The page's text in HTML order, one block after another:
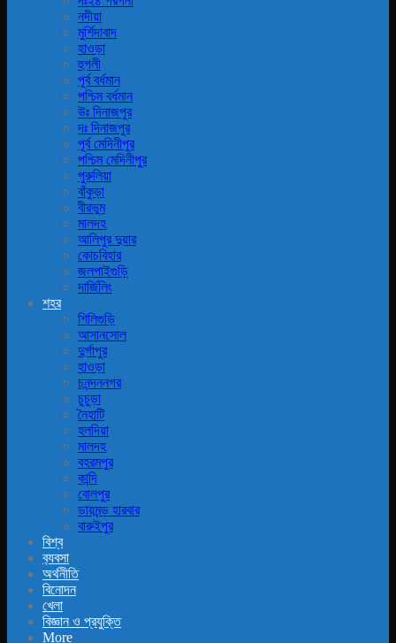
নদীয়া
মুর্শিদাবাদ
হাওড়া
হুগলী
পূর্ব বর্ধমান
পশ্চিম বর্ধমান
উঃ দিনাজপুর
দঃ দিনাজপুর
পূর্ব মেদিনীপুর
পশ্চিম মেদিনীপুর
পুরুলিয়া
বাঁকুড়া
বীরভুম
মালদহ
আলিপুর দুয়ার
কোচবিহার
জলপাইগুড়ি
দার্জিলিং
শহর
শিলিগুড়ি
আসানসোল
দুর্গাপুর
হাওড়া
চনন্দননগর
চুচুড়া
নৈহাটি
হলদিয়া
মালদহ
বহরমপুর
কান্দি
বোলপুর
ডায়মন্ড হারবার
বারুইপুর
বিশ্ব
ব‍্যবসা
অর্থনীতি
বিনোদন
খেলা
বিজ্ঞান ও প্রযুক্তি
More